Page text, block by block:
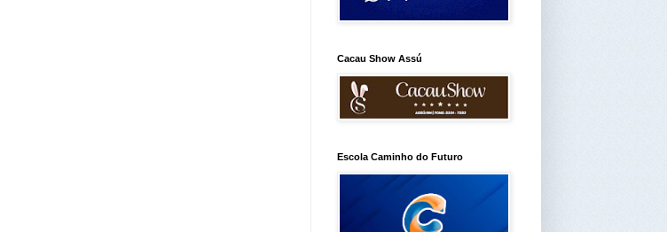
Cacau Show Assú
Escola Caminho do Futuro